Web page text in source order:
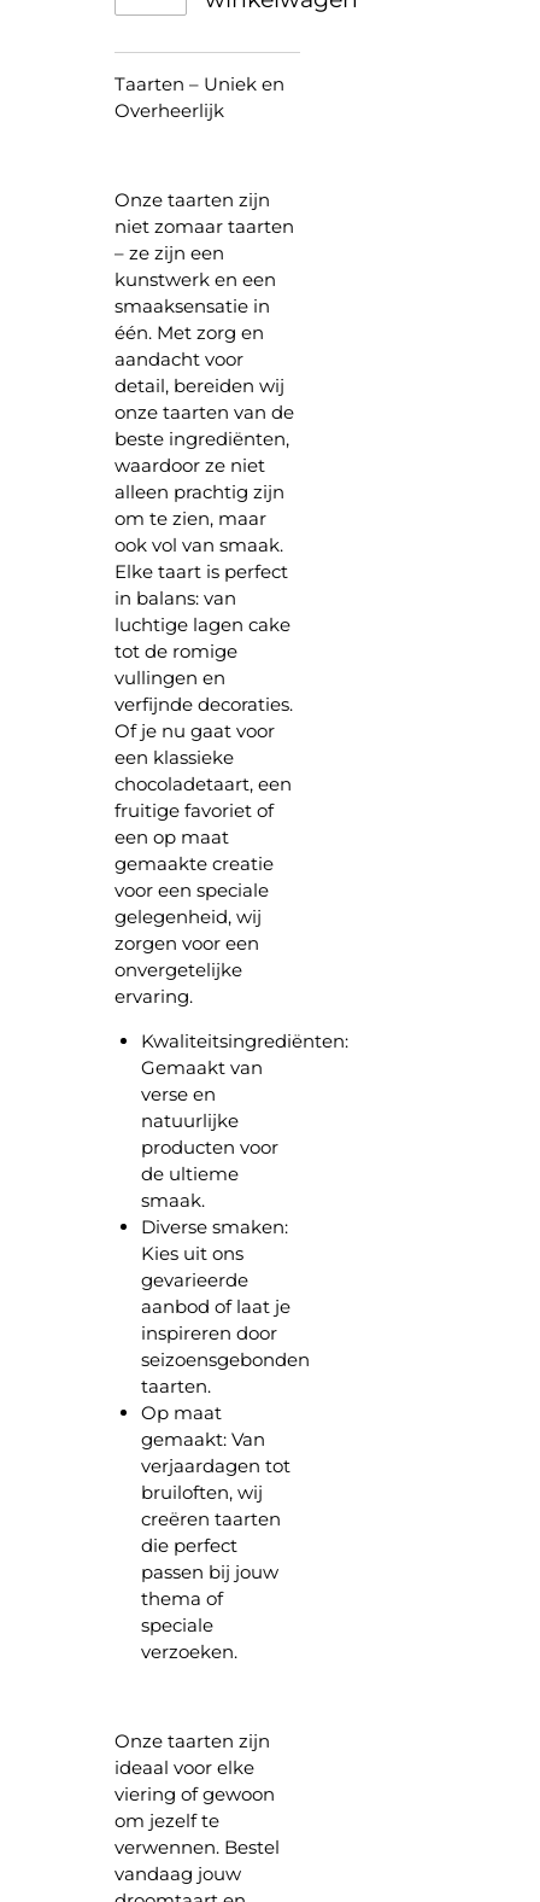
Taarten – Uniek en
Overheerlijk
Onze taarten zijn
niet zomaar taarten
– ze zijn een
kunstwerk en een
smaaksensatie in
één. Met zorg en
aandacht voor
detail, bereiden wij
onze taarten van de
beste ingrediënten,
waardoor ze niet
alleen prachtig zijn
om te zien, maar
ook vol van smaak.
Elke taart is perfect
in balans: van
luchtige lagen cake
tot de romige
vullingen en
verfijnde decoraties.
Of je nu gaat voor
een klassieke
chocoladetaart, een
fruitige favoriet of
een op maat
gemaakte creatie
voor een speciale
gelegenheid, wij
zorgen voor een
onvergetelijke
ervaring.
Kwaliteitsingrediënten:
Gemaakt van
verse en
natuurlijke
producten voor
de ultieme
smaak.
Diverse smaken:
Kies uit ons
gevarieerde
aanbod of laat je
inspireren door
seizoensgebonden
taarten.
Op maat
gemaakt: Van
verjaardagen tot
bruiloften, wij
creëren taarten
die perfect
passen bij jouw
thema of
speciale
verzoeken.
Onze taarten zijn
ideaal voor elke
viering of gewoon
om jezelf te
verwennen. Bestel
vandaag jouw